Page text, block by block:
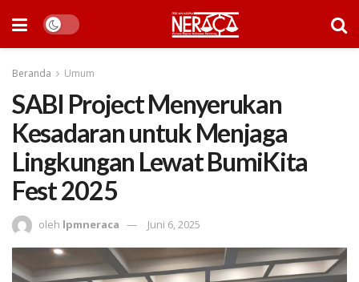
Beranda Umum
SABI Project Menyerukan
Kesadaran untuk Menjaga
Lingkungan Lewat BumiKita
Fest 2025
oleh lpmneraca Juni 6, 2025